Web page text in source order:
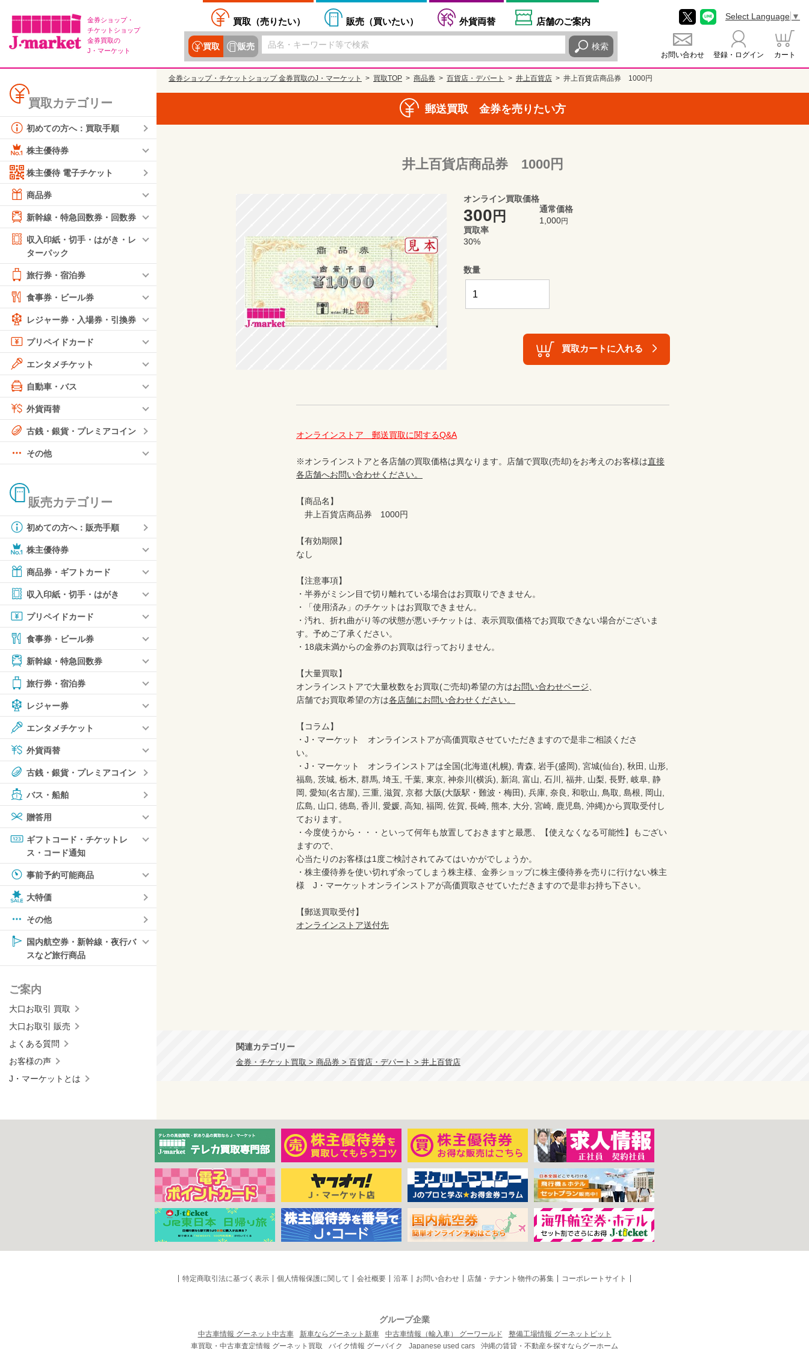
金券ショップ・
チケットショップ
金券買取の
J・マーケット
買取（売りたい） 販売（買いたい） 外貨両替 店舗のご案内
買取 販売 検索
お問い合わせ 登録・ログイン カート
Select Language ▼
買取カテゴリー
初めての方へ：買取手順
株主優待券
株主優待 電子チケット
商品券
新幹線・特急回数券・回数券
収入印紙・切手・はがき・レ
ターパック
旅行券・宿泊券
食事券・ビール券
レジャー券・入場券・引換券
プリペイドカード
エンタメチケット
自動車・バス
外貨両替
古銭・銀貨・プレミアコイン
その他
販売カテゴリー
初めての方へ：販売手順
株主優待券
商品券・ギフトカード
収入印紙・切手・はがき
プリペイドカード
食事券・ビール券
新幹線・特急回数券
旅行券・宿泊券
レジャー券
エンタメチケット
外貨両替
古銭・銀貨・プレミアコイン
バス・船舶
贈答用
ギフトコード・チケットレ
ス・コード通知
事前予約可能商品
大特価
その他
国内航空券・新幹線・夜行バ
スなど旅行商品
ご案内
大口お取引 買取
大口お取引 販売
よくある質問
お客様の声
J・マーケットとは
金券ショップ・チケットショップ 金券買取のJ・マーケット 買取TOP 商品券 百貨店・デパート 井上百貨店 井上百貨店商品券 1000円
郵送買取 金券を売りたい方
井上百貨店商品券 1000円
オンライン買取価格
300 円
通常価格
1,000円
買取率
30%
数量
買取カートに入れる
オンラインストア　郵送買取に関するQ&A
※オンラインストアと各店舗の買取価格は異なります。店舗で買取(売却)をお考えのお客様は直接
各店舗へお問い合わせください。
【商品名】
井上百貨店商品券　1000円
【有効期限】
なし
【注意事項】
・半券がミシン目で切り離れている場合はお買取りできません。
・「使用済み」のチケットはお買取できません。
・汚れ、折れ曲がり等の状態が悪いチケットは、表示買取価格でお買取できない場合がございま
す。予めご了承ください。
・18歳未満からの金券のお買取は行っておりません。
【大量買取】
オンラインストアで大量枚数をお買取(ご売却)希望の方はお問い合わせページ、
店舗でお買取希望の方は各店舗にお問い合わせください。
【コラム】
・J・マーケット　オンラインストアが高価買取させていただきますので是非ご相談くださ
い。
・J・マーケット　オンラインストアは全国(北海道(札幌), 青森, 岩手(盛岡), 宮城(仙台), 秋田, 山形,
福島, 茨城, 栃木, 群馬, 埼玉, 千葉, 東京, 神奈川(横浜), 新潟, 富山, 石川, 福井, 山梨, 長野, 岐阜, 静
岡, 愛知(名古屋), 三重, 滋賀, 京都 大阪(大阪駅・難波・梅田), 兵庫, 奈良, 和歌山, 鳥取, 島根, 岡山,
広島, 山口, 徳島, 香川, 愛媛, 高知, 福岡, 佐賀, 長崎, 熊本, 大分, 宮崎, 鹿児島, 沖縄)から買取受付し
ております。
・今度使うから・・・といって何年も放置しておきますと最悪、【使えなくなる可能性】もござい
ますので、
心当たりのお客様は1度ご検討されてみてはいかがでしょうか。
・株主優待券を使い切れず余ってしまう株主様、金券ショップに株主優待券を売りに行けない株主
様　J・マーケットオンラインストアが高価買取させていただきますので是非お持ち下さい。
オンラインストア送付先
関連カテゴリー
金券・チケット買取 > 商品券 > 百貨店・デパート > 井上百貨店
特定商取引法に基づく表示 個人情報保護に関して 会社概要 沿革 お問い合わせ 店舗・テナント物件の募集 コーポレートサイト
グループ企業
中古車情報 グーネット中古車 新車ならグーネット新車 中古車情報（輸入車） グーワールド
整備工場情報 グーネットピット
車買取・中古車査定情報 グーネット買取
バイク情報 グーバイク Japanese used cars 沖縄の賃貸・不動産を探すならグーホーム